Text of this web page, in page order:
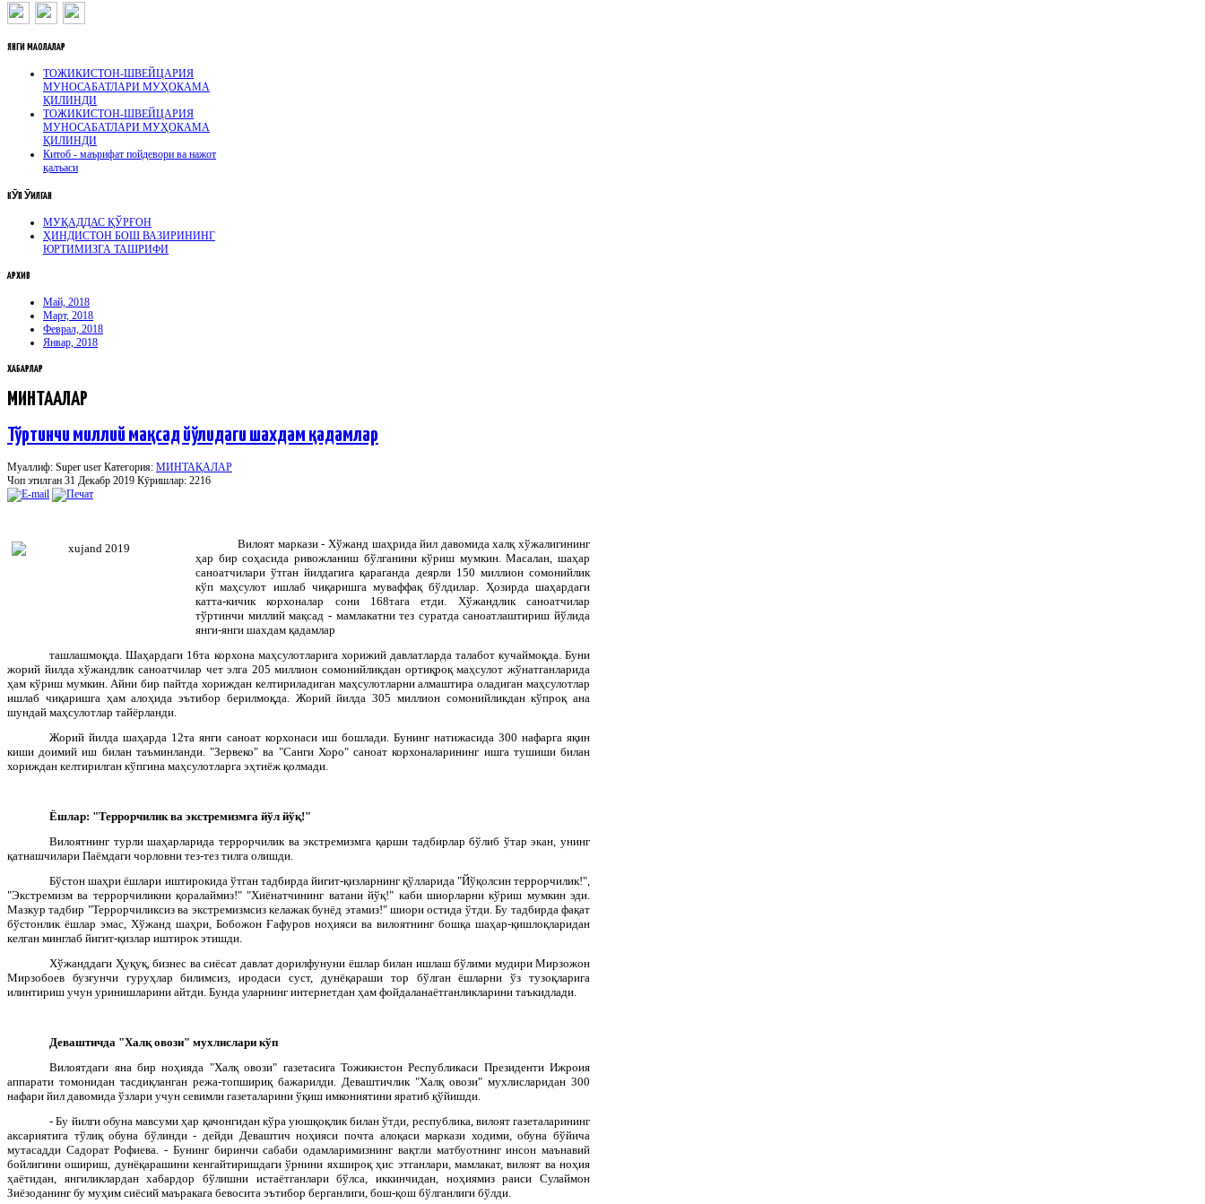
ЯНГИ МАҚОЛАЛАР
ТОЖИКИСТОН-ШВЕЙЦАРИЯ
МУНОСАБАТЛАРИ МУҲОКАМА
ҚИЛИНДИ
ТОЖИКИСТОН-ШВЕЙЦАРИЯ
МУНОСАБАТЛАРИ МУҲОКАМА
ҚИЛИНДИ
Китоб - маърифат пойдевори ва нажот
қалъаси
КӮП ӮҚИЛГАН
МУҚАДДАС ҚЎРҒОН
ҲИНДИСТОН БОШ ВАЗИРИНИНГ
ЮРТИМИЗГА ТАШРИФИ
АРХИВ
Май, 2018
Март, 2018
Феврал, 2018
Январ, 2018
ХАБАРЛАР
МИНТАҚАЛАР
Тўртинчи миллий мақсад йўлидаги шахдам қадамлар
Муаллиф: Super user Категория: МИНТАҚАЛАР
Чоп этилган 31 Декабр 2019 Кӯришлар: 2216
Вилоят маркази - Хўжанд шаҳрида йил давомида халқ хўжалигининг
ҳар бир соҳасида ривожланиш бўлганини кўриш мумкин. Масалан, шаҳар
саноатчилари ўтган йилдагига қараганда деярли 150 миллион сомонийлик
кўп маҳсулот ишлаб чиқаришга муваффақ бўлдилар. Ҳозирда шаҳардаги
катта-кичик корхоналар сони 168тага етди. Хўжандлик саноатчилар
тўртинчи миллий мақсад - мамлакатни тез суратда саноатлаштириш йўлида
янги-янги шахдам қадамлар
ташлашмоқда. Шаҳардаги 16та корхона маҳсулотларига хорижий давлатларда талабот кучаймоқда. Буни
жорий йилда хўжандлик саноатчилар чет элга 205 миллион сомонийликдан ортиқроқ маҳсулот жўнатганларида
ҳам кўриш мумкин. Айни бир пайтда хориждан келтириладиган маҳсулотларни алмаштира оладиган маҳсулотлар
ишлаб чиқаришга ҳам алоҳида эътибор берилмоқда. Жорий йилда 305 миллион сомонийликдан кўпроқ ана
шундай маҳсулотлар тайёрланди.
Жорий йилда шаҳарда 12та янги саноат корхонаси иш бошлади. Бунинг натижасида 300 нафарга яқин
киши доимий иш билан таъминланди. "Зервеко" ва "Санги Хоро" саноат корхоналарининг ишга тушиши билан
хориждан келтирилган кўпгина маҳсулотларга эҳтиёж қолмади.
Ёшлар: "Террорчилик ва экстремизмга йўл йўқ!"
Вилоятнинг турли шаҳарларида террорчилик ва экстремизмга қарши тадбирлар бўлиб ўтар экан, унинг
қатнашчилари Паёмдаги чорловни тез-тез тилга олишди.
Бўстон шаҳри ёшлари иштирокида ўтган тадбирда йигит-қизларнинг қўлларида "Йўқолсин террорчилик!",
"Экстремизм ва террорчиликни қоралаймиз!" "Хиёнатчининг ватани йўқ!" каби шиорларни кўриш мумкин эди.
Мазкур тадбир "Террорчиликсиз ва экстремизмсиз келажак бунёд этамиз!" шиори остида ўтди. Бу тадбирда фақат
бўстонлик ёшлар эмас, Хўжанд шаҳри, Бобожон Ғафуров ноҳияси ва вилоятнинг бошқа шаҳар-қишлоқларидан
келган минглаб йигит-қизлар иштирок этишди.
Хўжанддаги Ҳуқуқ, бизнес ва сиёсат давлат дорилфунуни ёшлар билан ишлаш бўлими мудири Мирзожон
Мирзобоев бузғунчи гуруҳлар билимсиз, иродаси суст, дунёқараши тор бўлган ёшларни ўз тузоқларига
илинтириш учун уринишларини айтди. Бунда уларнинг интернетдан ҳам фойдаланаётганликларини таъкидлади.
Деваштичда "Халқ овози" мухлислари кўп
Вилоятдаги яна бир ноҳияда "Халқ овози" газетасига Тожикистон Республикаси Президенти Ижроия
аппарати томонидан тасдиқланган режа-топшириқ бажарилди. Деваштичлик "Халқ овози" мухлисларидан 300
нафари йил давомида ўзлари учун севимли газеталарини ўқиш имкониятини яратиб қўйишди.
- Бу йилги обуна мавсуми ҳар қачонгидан кўра уюшқоқлик билан ўтди, республика, вилоят газеталарининг
аксариятига тўлиқ обуна бўлинди - дейди Деваштич ноҳияси почта алоқаси маркази ходими, обуна бўйича
мутасадди Садорат Рофиева. - Бунинг биринчи сабаби одамларимизнинг вақтли матбуотнинг инсон маънавий
бойлигини ошириш, дунёқарашини кенгайтиришдаги ўрнини яхшироқ ҳис этганлари, мамлакат, вилоят ва ноҳия
ҳаётидан, янгиликлардан хабардор бўлишни истаётганлари бўлса, иккинчидан, ноҳиямиз раиси Сулаймон
Зиёзоданинг бу муҳим сиёсий маъракага бевосита эътибор берганлиги, бош-қош бўлганлиги бўлди.